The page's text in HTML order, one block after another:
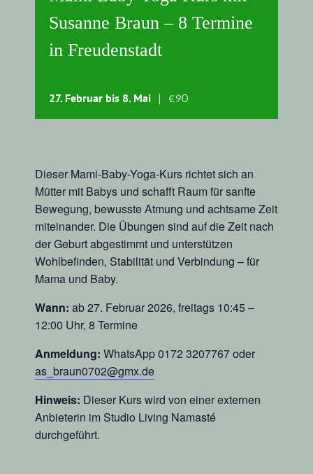
Susanne Braun – 8 Termine
in Freudenstadt
27. Februar bis 8. Mai | €90
Dieser Mami-Baby-Yoga-Kurs richtet sich an
Mütter mit Babys und schafft Raum für sanfte
Bewegung, bewusste Atmung und achtsame Zeit
miteinander. Die Übungen sind auf die Zeit nach
der Geburt abgestimmt und unterstützen
Wohlbefinden, Stabilität und Verbindung – für
Mama und Baby.
Wann: ab 27. Februar 2026, freitags 10:45 –
12:00 Uhr, 8 Termine
Anmeldung: WhatsApp 0172 3207767 oder
as_braun0702@gmx.de
Hinweis: Dieser Kurs wird von einer externen
Anbieterin im Studio Living Namasté
durchgeführt.